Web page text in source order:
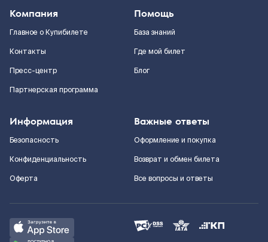
Компания
Главное о Купибилете
Контакты
Пресс-центр
Партнерская программа
Помощь
База знаний
Где мой билет
Блог
Информация
Безопасность
Конфиденциальность
Оферта
Важные ответы
Оформление и покупка
Возврат и обмен билета
Все вопросы и ответы